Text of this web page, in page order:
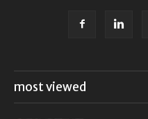
most viewed